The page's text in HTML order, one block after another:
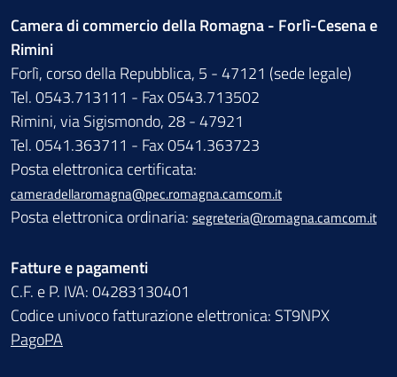
Camera di commercio della Romagna - Forlì-Cesena e
Rimini
Forlì, corso della Repubblica, 5 - 47121 (sede legale)
Tel. 0543.713111 - Fax 0543.713502
Rimini, via Sigismondo, 28 - 47921
Tel. 0541.363711 - Fax 0541.363723
Posta elettronica certificata:
cameradellaromagna@pec.romagna.camcom.it
Posta elettronica ordinaria: segreteria@romagna.camcom.it
Fatture e pagamenti
C.F. e P. IVA: 04283130401
Codice univoco fatturazione elettronica: ST9NPX
PagoPA